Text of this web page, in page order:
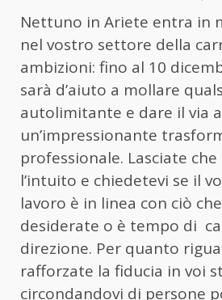
Nettuno in Ariete entra in
nel vostro settore della
ambizioni: fino al 10
sarà d’aiuto a mollare
autolimitante e dare il via a
un’impressionante
professionale. Lasciate
l’intuito e chiedetevi se il
lavoro è in linea con ciò
desiderate o è tempo di
direzione. Per quanto
rafforzate la fiducia in voi
circondandovi di persone